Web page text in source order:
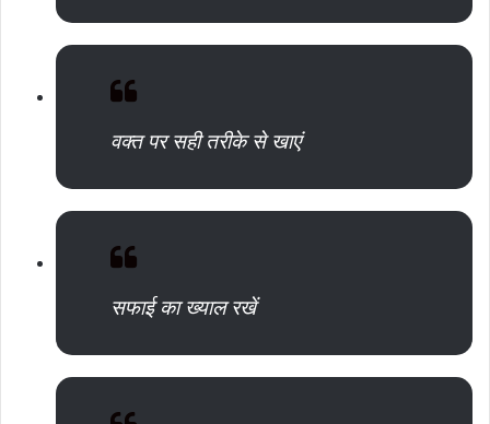
वक्त पर सही तरीके से खाएं
सफाई का ख्याल रखें